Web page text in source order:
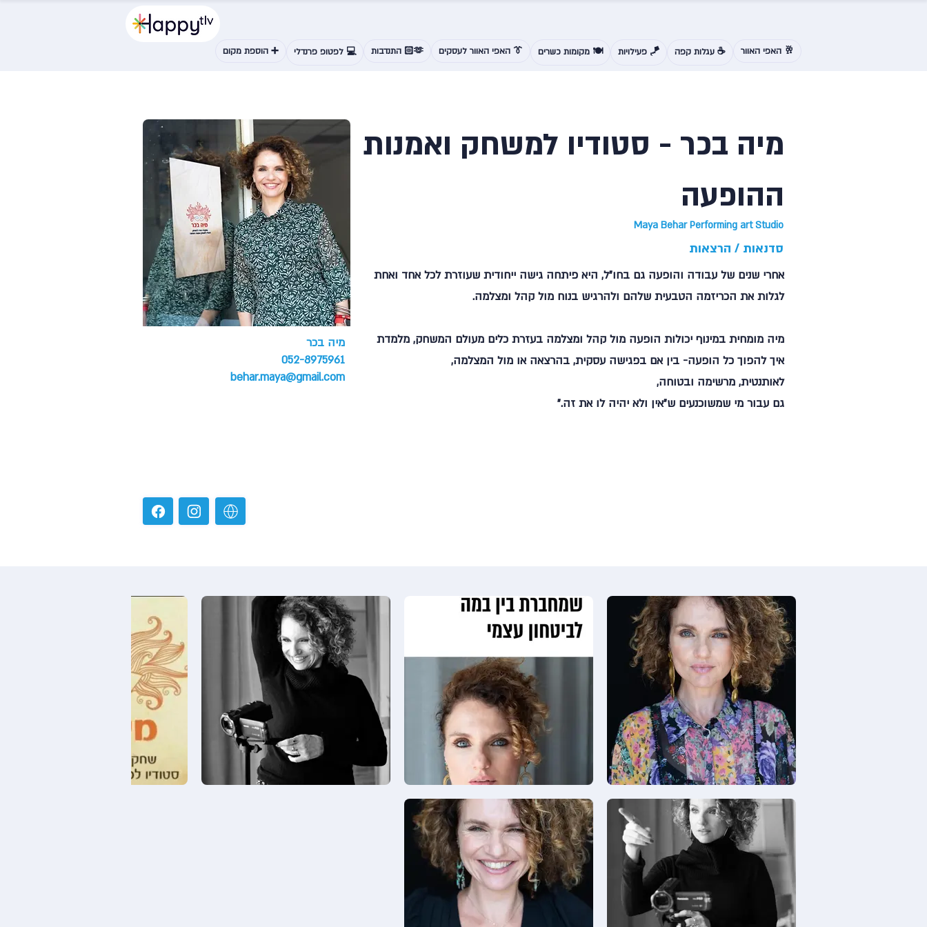
🥂 האפי האוור ☕ עגלות קפה 🪁 פעילויות 🍽️ מקומות כשרים 👔 האפי האוור לעסקים 🫶🏻 התנדבות 💻 לפטופ פרנדלי ➕ הוספת מקום
מיה בכר - סטודיו למשחק ואמנות
ההופעה
Maya Behar Performing art Studio
אחרי שנים של עבודה והופעה גם בחו"ל, היא פיתחה גישה ייחודית שעוזרת לכל אחד ואחת
לגלות את הכריזמה הטבעית שלהם ולהרגיש בנוח מול קהל ומצלמה.
מיה מומחית במינוף יכולות הופעה מול קהל ומצלמה בעזרת כלים מעולם המשחק, מלמדת
איך להפוך כל הופעה- בין אם בפגישה עסקית, בהרצאה או מול המצלמה,
לאותנטית, מרשימה ובטוחה,
גם עבור מי שמשוכנעים ש"אין ולא יהיה לו את זה."
סדנאות / הרצאות
מיה בכר
052-8975961
behar.maya@gmail.com